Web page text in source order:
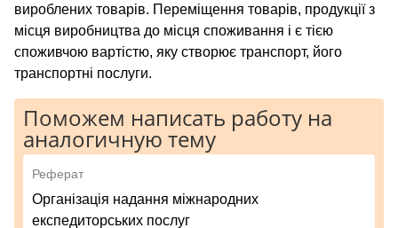
вироблених товарів. Переміщення товарів, продукції з
місця виробництва до місця споживання і є тією
споживчою вартістю, яку створює транспорт, його
транспортні послуги.
Поможем написать работу на
аналогичную тему
Реферат
Організація надання міжнародних
експедиторських послуг